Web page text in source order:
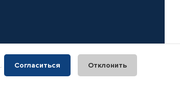
. Согласиться Отклонить